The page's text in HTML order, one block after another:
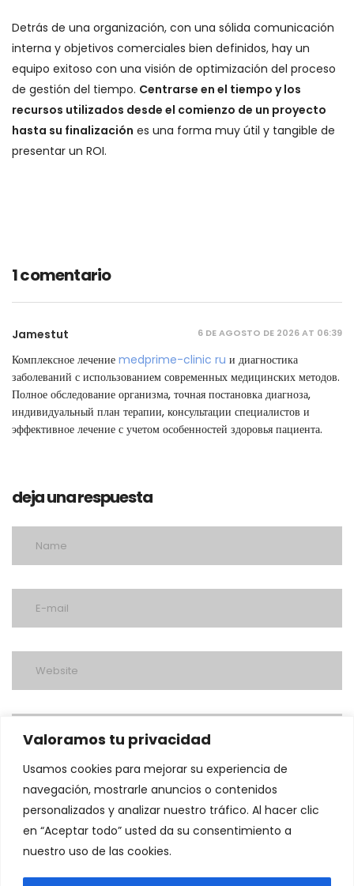
Valoramos tu privacidad
Usamos cookies para mejorar su experiencia de
navegación, mostrarle anuncios o contenidos
personalizados y analizar nuestro tráfico. Al hacer clic
en “Aceptar todo” usted da su consentimiento a
nuestro uso de las cookies.
Detrás de una organización, con una sólida comunicación
interna y objetivos comerciales bien definidos, hay un
equipo exitoso con una visión de optimización del proceso
de gestión del tiempo. Centrarse en el tiempo y los
recursos utilizados desde el comienzo de un proyecto
hasta su finalización es una forma muy útil y tangible de
presentar un ROI.
1 comentario
Jamestut 6 DE AGOSTO DE 2026 AT 06:39
Комплексное лечение medprime-clinic ru и диагностика
заболеваний с использованием современных медицинских методов.
Полное обследование организма, точная постановка диагноза,
индивидуальный план терапии, консультации специалистов и
эффективное лечение с учетом особенностей здоровья пациента.
deja una respuesta
post a comment